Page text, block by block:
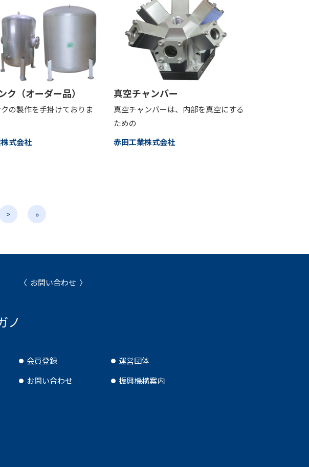
ク（オーダー品）
の製作を手掛けておりま
式会社
真空チャンバー
真空チャンバーは、内部を真空にする
ための
赤田工業株式会社
> »
お問い合わせ
ノ
会員登録
お問い合わせ
運営団体
振興機構案内